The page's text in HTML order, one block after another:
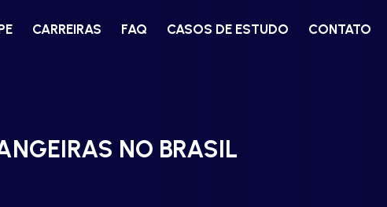
CARREIRAS FAQ CASOS DE ESTUDO CONTATO
NO BRASIL